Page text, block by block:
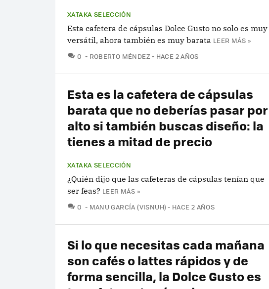
XATAKA SELECCIÓN
Esta cafetera de cápsulas Dolce Gusto no solo es muy
versátil, ahora también es muy barata LEER MÁS »
0 COMENTARIOS
ROBERTO MÉNDEZ HACE 2 AÑOS
Esta es la cafetera de cápsulas
barata que no deberías pasar por
alto si también buscas diseño: la
tienes a mitad de precio
XATAKA SELECCIÓN
¿Quién dijo que las cafeteras de cápsulas tenían que
ser feas? LEER MÁS »
0 COMENTARIOS
MANU GARCÍA (VISNUH) HACE 2 AÑOS
Si lo que necesitas cada mañana
son cafés o lattes rápidos y de
forma sencilla, la Dolce Gusto es